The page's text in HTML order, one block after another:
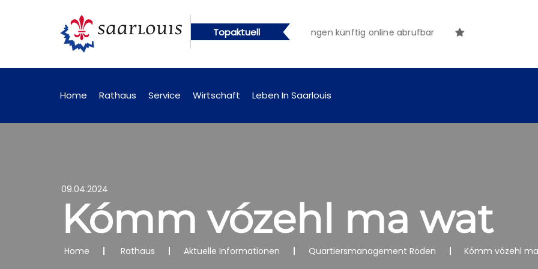
Topaktuell
künftig online abrufbar Öffentliche Bekanntmachungen künftig online abrufbar
Home Rathaus Service Wirtschaft Leben In Saarlouis
09.04.2024
Kómm vózehl ma wat
Home Rathaus Aktuelle Informationen Quartiersmanagement Roden Kómm vózehl